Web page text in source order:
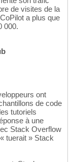
de visites de la
a plus que
000.
ont
de code
tutoriels
à une
Stack Overflow
tuerait » Stack